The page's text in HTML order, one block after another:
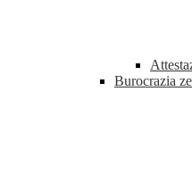
Burocrazia